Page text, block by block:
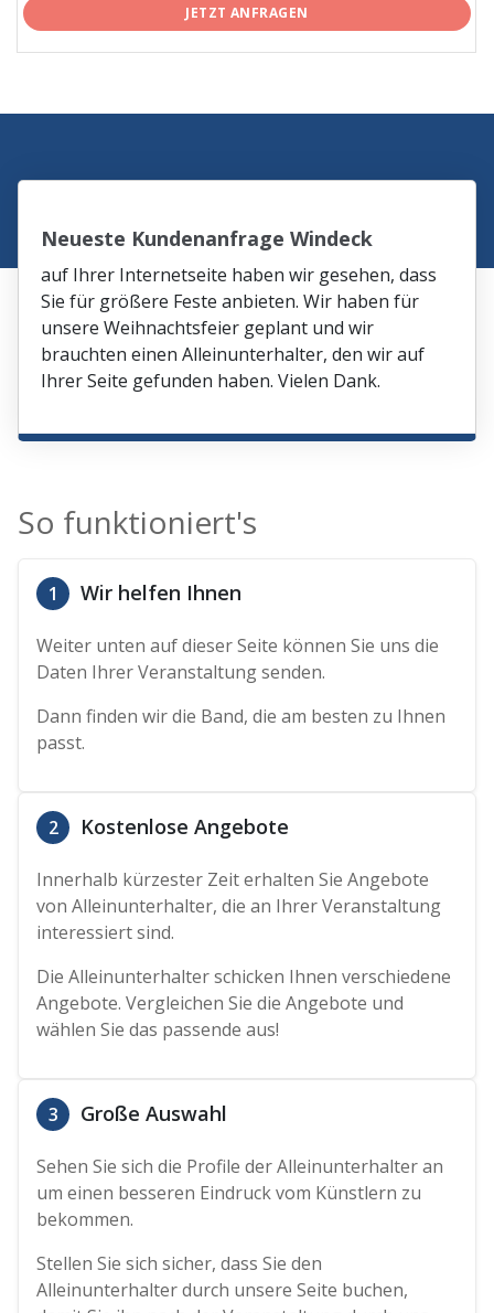
JETZT ANFRAGEN
Neueste Kundenanfrage Windeck
auf Ihrer Internetseite haben wir gesehen, dass
Sie für größere Feste anbieten. Wir haben für
unsere Weihnachtsfeier geplant und wir
brauchten einen Alleinunterhalter, den wir auf
Ihrer Seite gefunden haben. Vielen Dank.
So funktioniert's
1 Wir helfen Ihnen
Weiter unten auf dieser Seite können Sie uns die
Daten Ihrer Veranstaltung senden.
Dann finden wir die Band, die am besten zu Ihnen
passt.
2 Kostenlose Angebote
Innerhalb kürzester Zeit erhalten Sie Angebote
von Alleinunterhalter, die an Ihrer Veranstaltung
interessiert sind.
Die Alleinunterhalter schicken Ihnen verschiedene
Angebote. Vergleichen Sie die Angebote und
wählen Sie das passende aus!
3 Große Auswahl
Sehen Sie sich die Profile der Alleinunterhalter an
um einen besseren Eindruck vom Künstlern zu
bekommen.
Stellen Sie sich sicher, dass Sie den
Alleinunterhalter durch unsere Seite buchen,